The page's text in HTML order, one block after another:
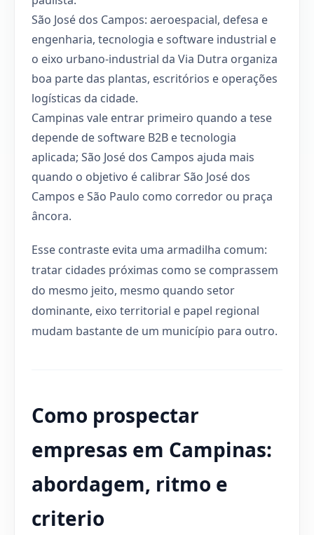
São José dos Campos: aeroespacial, defesa e
engenharia, tecnologia e software industrial e
o eixo urbano-industrial da Via Dutra organiza
boa parte das plantas, escritórios e operações
logísticas da cidade.
Campinas vale entrar primeiro quando a tese
depende de software B2B e tecnologia
aplicada; São José dos Campos ajuda mais
quando o objetivo é calibrar São José dos
Campos e São Paulo como corredor ou praça
âncora.
Esse contraste evita uma armadilha comum:
tratar cidades próximas como se comprassem
do mesmo jeito, mesmo quando setor
dominante, eixo territorial e papel regional
mudam bastante de um município para outro.
Como prospectar
empresas em Campinas:
abordagem, ritmo e
criterio